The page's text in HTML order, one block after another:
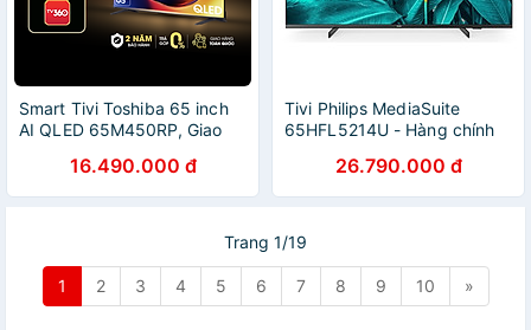
Smart Tivi Toshiba 65 inch
AI QLED 65M450RP, Giao
24 Tháng, Hàng Chính Hãng
16.490.000 đ
Tivi Philips MediaSuite
65HFL5214U - Hàng chính
26.790.000 đ
Trang 1/19
1 2 3 4 5 6 7 8 9 10 »